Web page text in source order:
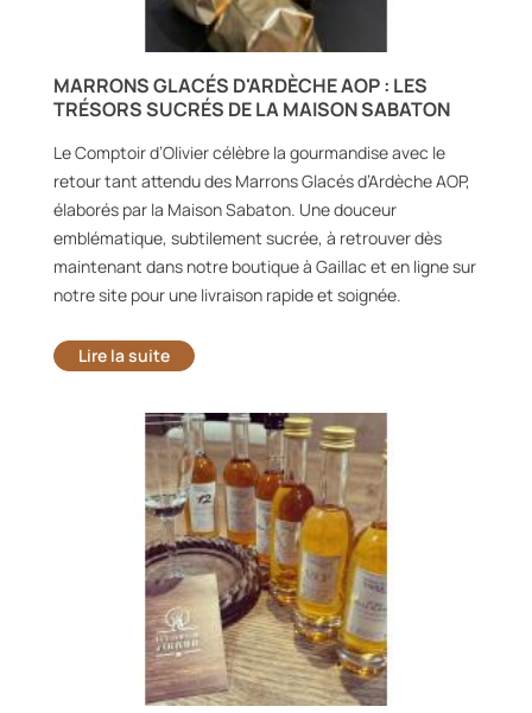
MARRONS GLACÉS D'ARDÈCHE AOP : LES
TRÉSORS SUCRÉS DE LA MAISON SABATON
Le Comptoir d’Olivier célèbre la gourmandise avec le
retour tant attendu des Marrons Glacés d’Ardèche AOP,
élaborés par la Maison Sabaton. Une douceur
emblématique, subtilement sucrée, à retrouver dès
maintenant dans notre boutique à Gaillac et en ligne sur
notre site pour une livraison rapide et soignée.
Lire la suite